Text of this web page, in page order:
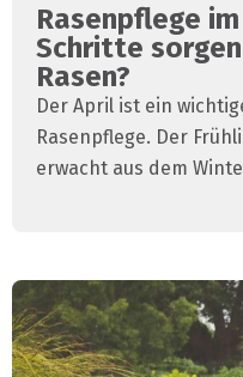
Rasenpflege
Schritte
Rasen?
Der April ist ein
Rasenpflege. Der
erwacht aus dem